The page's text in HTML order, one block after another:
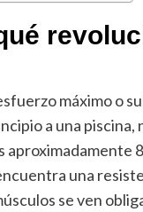
máximo o
a una piscina,
una
se ven